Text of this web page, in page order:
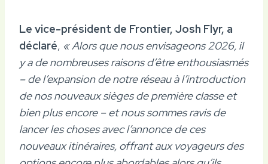
Le vice-président de Frontier, Josh Flyr, a
déclaré, « Alors que nous envisageons 2026, il
y a de nombreuses raisons d’être enthousiasmés
– de l’expansion de notre réseau à l’introduction
de nos nouveaux sièges de première classe et
bien plus encore – et nous sommes ravis de
lancer les choses avec l’annonce de ces
nouveaux itinéraires, offrant aux voyageurs des